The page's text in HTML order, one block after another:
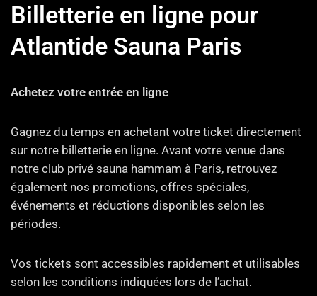
Billetterie en ligne pour
Atlantide Sauna Paris
Achetez votre entrée en ligne
Gagnez du temps en achetant votre ticket directement
sur notre billetterie en ligne. Avant votre venue dans
notre club privé sauna hammam à Paris, retrouvez
également nos promotions, offres spéciales,
événements et réductions disponibles selon les
périodes.
Vos tickets sont accessibles rapidement et utilisables
selon les conditions indiquées lors de l’achat.